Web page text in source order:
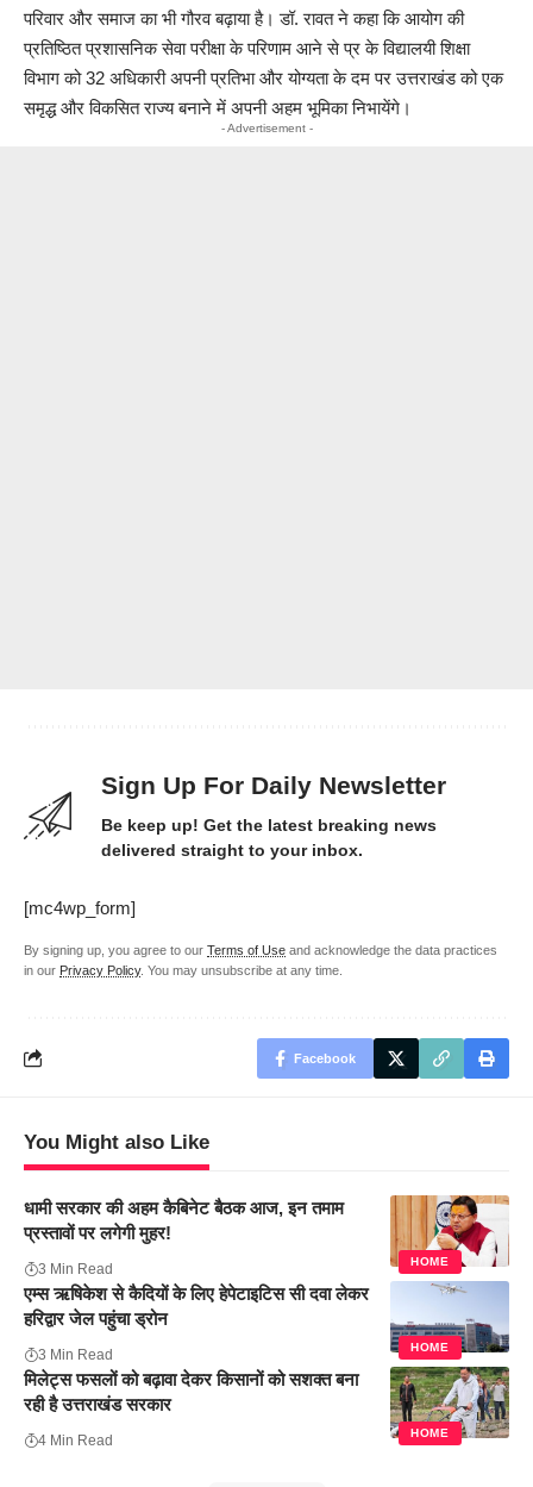
परिवार और समाज का भी गौरव बढ़ाया है। डॉ. रावत ने कहा कि आयोग की
प्रतिष्ठित प्रशासनिक सेवा परीक्षा के परिणाम आने से प्र के विद्यालयी शिक्षा
विभाग को 32 अधिकारी अपनी प्रतिभा और योग्यता के दम पर उत्तराखंड को एक
समृद्ध और विकसित राज्य बनाने में अपनी अहम भूमिका निभायेंगे।
- Advertisement -
Sign Up For Daily Newsletter
Be keep up! Get the latest breaking news
delivered straight to your inbox.
[mc4wp_form]
By signing up, you agree to our Terms of Use and acknowledge the data practices
in our Privacy Policy. You may unsubscribe at any time.
Facebook
You Might also Like
HOME
धामी सरकार की अहम कैबिनेट बैठक आज, इन तमाम
प्रस्तावों पर लगेगी मुहर!
3 Min Read
HOME
एम्स ऋषिकेश से कैदियों के लिए हेपेटाइटिस सी दवा लेकर
हरिद्वार जेल पहुंचा ड्रोन
3 Min Read
HOME
मिलेट्स फसलों को बढ़ावा देकर किसानों को सशक्त बना
रही है उत्तराखंड सरकार
4 Min Read